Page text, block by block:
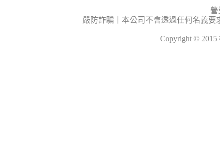
營
嚴防詐騙｜本公司不會透過任何名義
Copyright ©